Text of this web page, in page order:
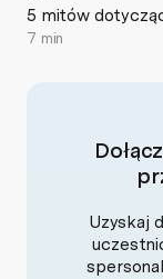
5 mitów
7 min
Uzyskaj